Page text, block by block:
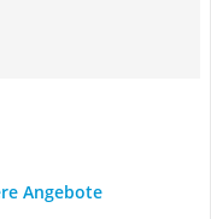
Angebote